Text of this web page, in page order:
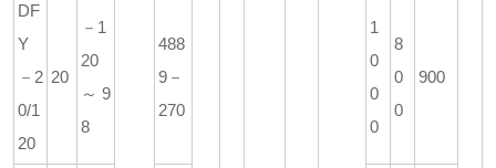
DF
Y
－2
0/1
20
20
－1
20
～9
8
488
9－
270
1
0
0
0
8
0
0
900